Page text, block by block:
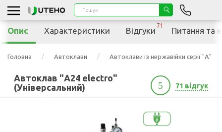
Головна Автоклави Автоклави із нержавійки серії "А"
Автоклав "А24 electro"
(Універсальний)
5 71 відгук
Опис Характеристики Відгуки
71
Питання та